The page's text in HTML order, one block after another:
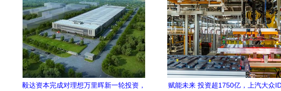
毅达资本完成对理想万里晖新一轮投资，
赋能未来 投资超1750亿，上汽大众